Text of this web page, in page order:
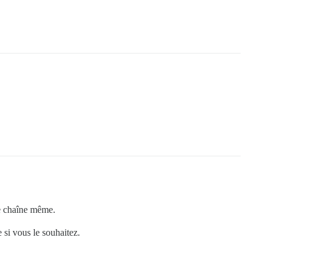
même.
vous le souhaitez.